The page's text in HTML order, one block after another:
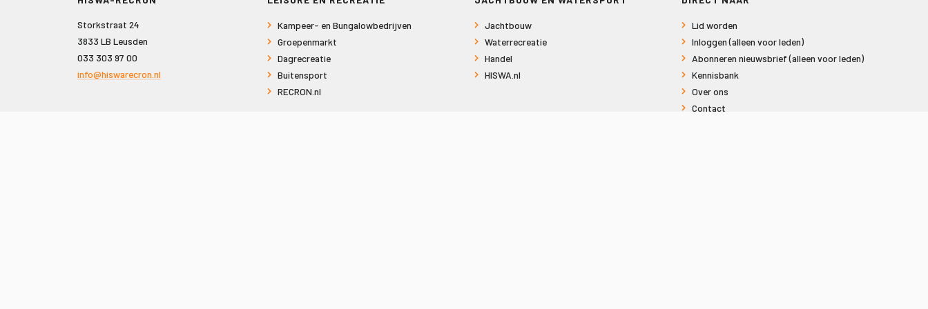
Storkstraat 24
3833 LB Leusden
033 303 97 00
info@hiswarecron.nl
Kampeer- en Bungalowbedrijven
Groepenmarkt
Dagrecreatie
Buitensport
RECRON.nl
Jachtbouw
Waterrecreatie
Handel
HISWA.nl
Lid worden
Inloggen (alleen voor leden)
Abonneren nieuwsbrief (alleen voor leden)
Kennisbank
Over ons
Contact